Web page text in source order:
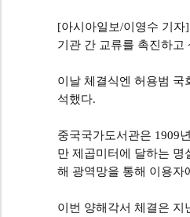
[아시아일보/이영수 기
기관 간 교류를 촉진하
이날 체결식엔 허용범 국
석했다.
중국국가도서관은 1909
만 제곱미터에 달하는 명
해 광역망을 통해 이용자
이번 양해각서 체결은